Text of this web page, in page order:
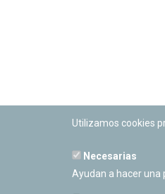
PLANETARIO DE
Calle Sancho
Utilizamos cookies
Necesarias
Ayudan a hacer